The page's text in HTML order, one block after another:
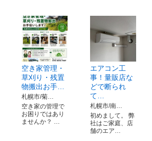
空き家管理・
草刈り・残置
物搬出お手…
札幌市/菊…
空き家の管理で
お困りではあり
ませんか？ …
エアコン工
事！量販店な
どで断られ
て…
札幌市/南…
初めまして。 弊
社はご家庭、店
舗のエア…